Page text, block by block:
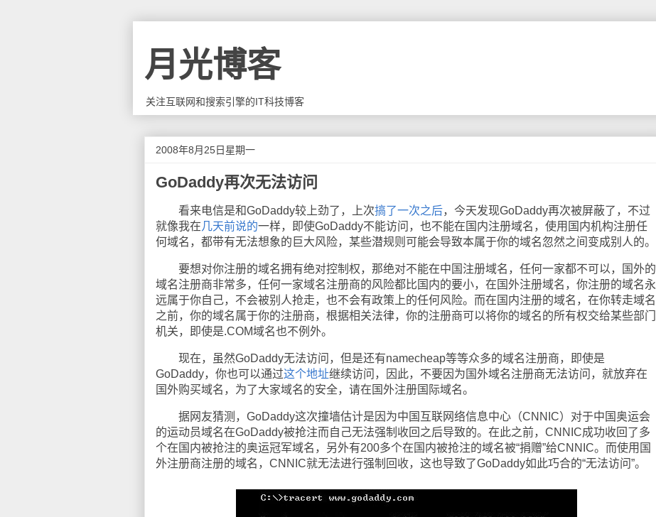
月光博客
关注互联网和搜索引擎的IT科技博客
2008年8月25日星期一
GoDaddy再次无法访问
看来电信是和GoDaddy较上劲了，上次搞了一次之后，今天发现GoDaddy再次被屏蔽了，不过
就像我在几天前说的一样，即使GoDaddy不能访问，也不能在国内注册域名，使用国内机构注册任
何域名，都带有无法想象的巨大风险，某些潜规则可能会导致本属于你的域名忽然之间变成别人的。
要想对你注册的域名拥有绝对控制权，那绝对不能在中国注册域名，任何一家都不可以，国外的
域名注册商非常多，任何一家域名注册商的风险都比国内的要小，在国外注册域名，你注册的域名永
远属于你自己，不会被别人抢走，也不会有政策上的任何风险。而在国内注册的域名，在你转走域名
之前，你的域名属于你的注册商，根据相关法律，你的注册商可以将你的域名的所有权交给某些部门
机关，即使是.COM域名也不例外。
现在，虽然GoDaddy无法访问，但是还有namecheap等等众多的域名注册商，即使是
GoDaddy，你也可以通过这个地址继续访问，因此，不要因为国外域名注册商无法访问，就放弃在
国外购买域名，为了大家域名的安全，请在国外注册国际域名。
据网友猜测，GoDaddy这次撞墙估计是因为中国互联网络信息中心（CNNIC）对于中国奥运会
的运动员域名在GoDaddy被抢注而自己无法强制收回之后导致的。在此之前，CNNIC成功收回了多
个在国内被抢注的奥运冠军域名，另外有200多个在国内被抢注的域名被“捐赠”给CNNIC。而使用国
外注册商注册的域名，CNNIC就无法进行强制回收，这也导致了GoDaddy如此巧合的“无法访问”。